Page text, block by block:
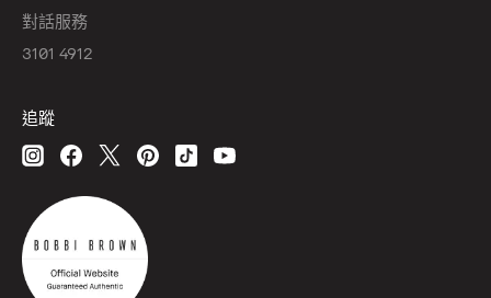
對話服務
3101 4912
追蹤